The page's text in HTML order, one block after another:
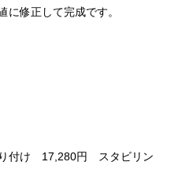
に修正して完成です。
り付け 17,280円 スタビリン